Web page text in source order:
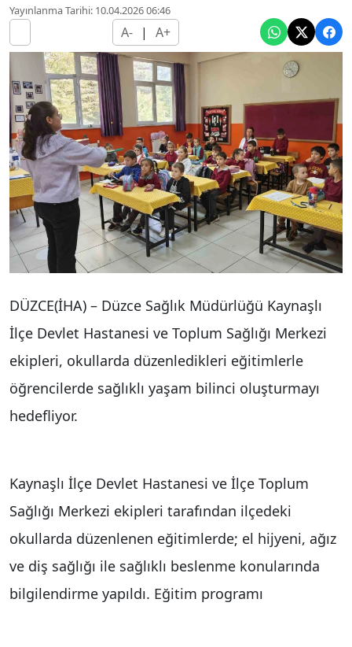
Yayınlanma Tarihi: 10.04.2026 06:46
A- | A+
DÜZCE(İHA) – Düzce Sağlık Müdürlüğü Kaynaşlı
İlçe Devlet Hastanesi ve Toplum Sağlığı Merkezi
ekipleri, okullarda düzenledikleri eğitimlerle
öğrencilerde sağlıklı yaşam bilinci oluşturmayı
hedefliyor.
Kaynaşlı İlçe Devlet Hastanesi ve İlçe Toplum
Sağlığı Merkezi ekipleri tarafından ilçedeki
okullarda düzenlenen eğitimlerde; el hijyeni, ağız
ve diş sağlığı ile sağlıklı beslenme konularında
bilgilendirme yapıldı. Eğitim programı